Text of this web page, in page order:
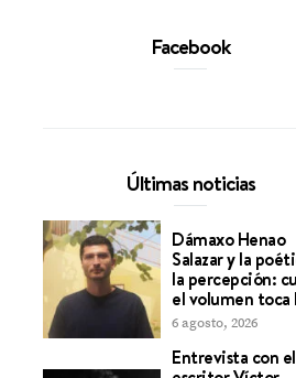
Facebook
Últimas noticias
Dámaxo Henao
Salazar y la
la percepción:
el volumen toca
6 agosto, 2026